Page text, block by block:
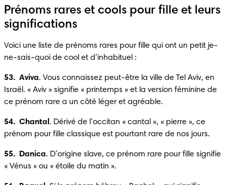
Prénoms rares et cools pour fille et leurs
significations
Voici une liste de prénoms rares pour fille qui ont un petit je-
ne-sais-quoi de cool et d’inhabituel :
53.  Aviva. Vous connaissez peut-être la ville de Tel Aviv, en
Israël. « Aviv » signifie « printemps » et la version féminine de
ce prénom rare a un côté léger et agréable.
54.  Chantal . Dérivé de l’occitan « cantal », « pierre », ce
prénom pour fille classique est pourtant rare de nos jours.
55.  Danica. D’origine slave, ce prénom rare pour fille signifie
« Vénus » ou « étoile du matin ».